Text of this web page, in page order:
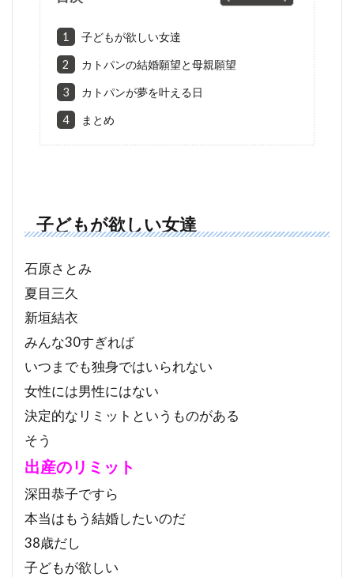
1 子どもが欲しい女達
2 カトパンの結婚願望と母親願望
3 カトパンが夢を叶える日
4 まとめ
子どもが欲しい女達
石原さとみ
夏目三久
新垣結衣
みんな30すぎれば
いつまでも独身ではいられない
女性には男性にはない
決定的なリミットというものがある
そう
出産のリミット
深田恭子ですら
本当はもう結婚したいのだ
38歳だし
子どもが欲しい